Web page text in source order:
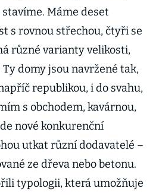
Máme deset
s rovnou střechou, čtyři se
různé varianty velikosti,
domy jsou navržené tak,
republikou, i do svahu,
s obchodem, kavárnou,
nové konkurenční
utkat různí dodavatelé –
ze dřeva nebo betonu.
typologii, která umožňuje